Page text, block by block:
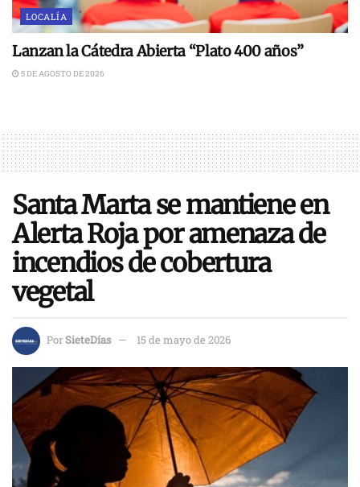
LOCALÍA
Lanzan la Cátedra Abierta “Plato 400 años”
5 DE AGOSTO DE 2026
Santa Marta se mantiene en
Alerta Roja por amenaza de
incendios de cobertura
vegetal
PorSieteDías 15 de mayo de 2026